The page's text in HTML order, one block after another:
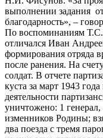
выполнении задания
благодарность», –
По воспоминаниям
отличался Иван
формирования отряда
после ранения. На
солдат. В отчете
куста за март 1943
деятельности
уничтожено: 1
изменников Родины;
два поезда с тремя